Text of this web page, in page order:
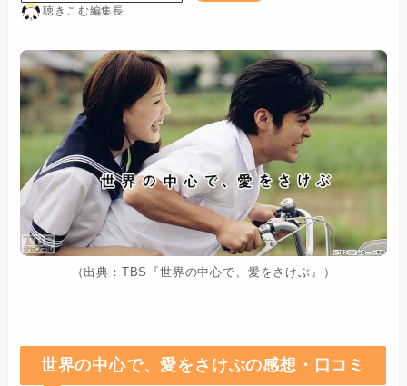
聴きこむ編集長
（出典：TBS『世界の中心で、愛をさけぶ』）
世界の中心で、愛をさけぶの感想・口コミ